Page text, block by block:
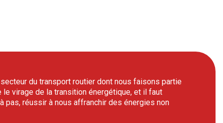
du transport routier dont nous faisons partie
le virage de la transition énergétique, et il faut
pas, réussir à nous affranchir des énergies non